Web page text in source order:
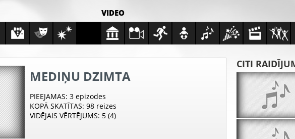
VIDEO
MEDIŅU DZIMTA
PIEEJAMAS: 3 epizodes
KOPĀ SKATĪTAS: 98 reizes
VIDĒJAIS VĒRTĒJUMS: 5 (4)
CITI